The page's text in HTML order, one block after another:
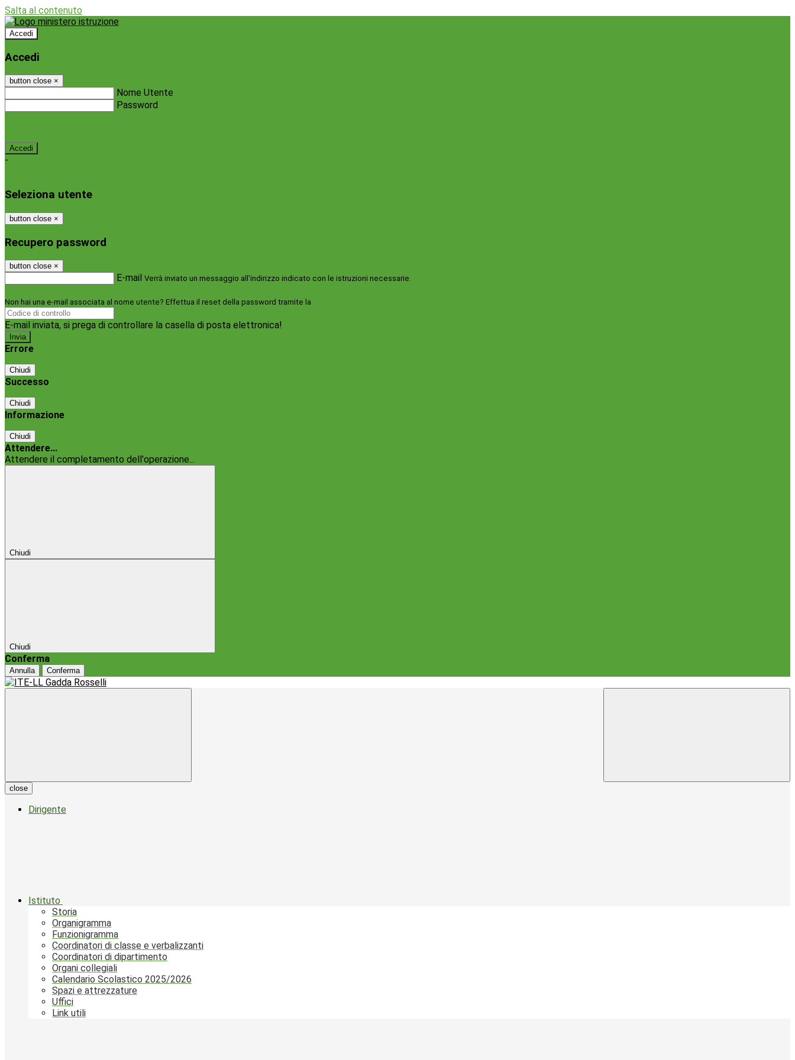
Salta al contenuto
Accedi
Accedi
button close ×
Nome Utente
Password
-
Seleziona utente
button close ×
Recupero password
button close ×
E-mail Verrà inviato un messaggio all'indirizzo indicato con le istruzioni necessarie.
Non hai una e-mail associata al nome utente? Effettua il reset della password tramite la
E-mail inviata, si prega di controllare la casella di posta elettronica!
Errore
Chiudi
Successo
Chiudi
Informazione
Chiudi
Attendere...
Attendere il completamento dell'operazione...
Chiudi
Chiudi
Conferma
Annulla Conferma
close
Dirigente
Istituto
Storia
Organigramma
Funzionigramma
Coordinatori di classe e verbalizzanti
Coordinatori di dipartimento
Organi collegiali
Calendario Scolastico 2025/2026
Spazi e attrezzature
Uffici
Link utili